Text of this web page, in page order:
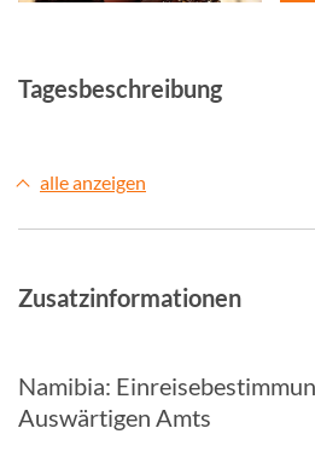
Tagesbeschreibung
alle anzeigen
Zusatzinformationen
Namibia:
Auswärtigen Amts